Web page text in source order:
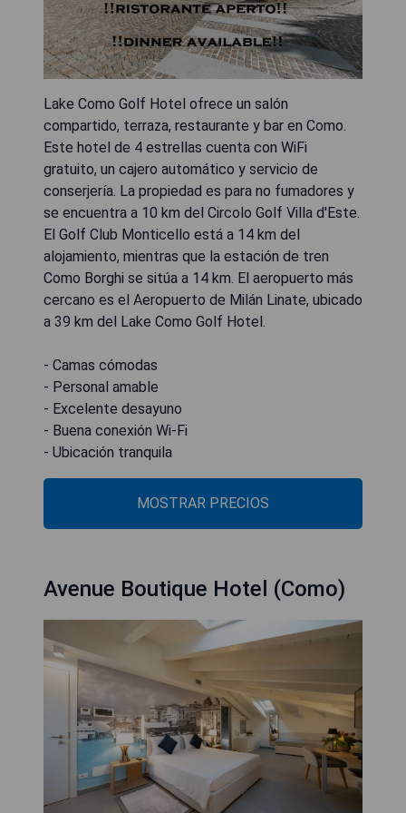
Lake Como Golf Hotel ofrece un salón
compartido, terraza, restaurante y bar en Como.
Este hotel de 4 estrellas cuenta con WiFi
gratuito, un cajero automático y servicio de
conserjería. La propiedad es para no fumadores y
se encuentra a 10 km del Circolo Golf Villa d'Este.
El Golf Club Monticello está a 14 km del
alojamiento, mientras que la estación de tren
Como Borghi se sitúa a 14 km. El aeropuerto más
cercano es el Aeropuerto de Milán Linate, ubicado
a 39 km del Lake Como Golf Hotel.
- Camas cómodas
- Personal amable
- Excelente desayuno
- Buena conexión Wi-Fi
- Ubicación tranquila
MOSTRAR PRECIOS
Avenue Boutique Hotel (Como)